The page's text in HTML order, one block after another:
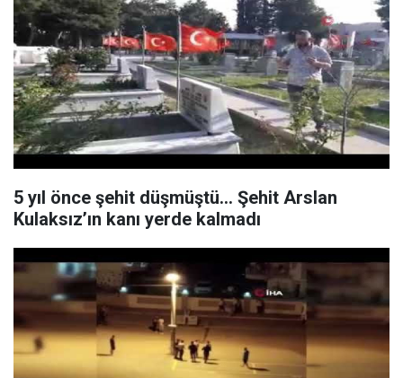
5 yıl önce şehit düşmüştü... Şehit Arslan
Kulaksız’ın kanı yerde kalmadı